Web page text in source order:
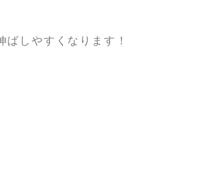
しやすくなります！